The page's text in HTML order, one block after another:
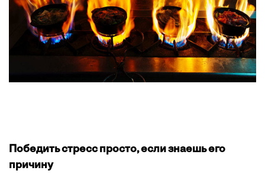
Победить стресс просто, если знаешь его
причину